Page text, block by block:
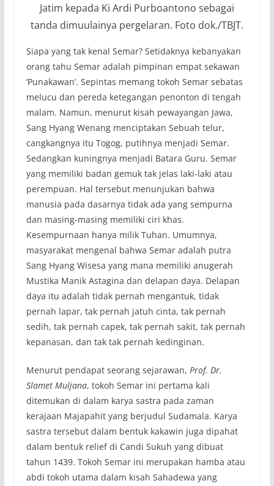
Jatim kepada Ki Ardi Purboantono sebagai
tanda dimuulainya pergelaran. Foto dok./TBJT.
Siapa yang tak kenal Semar? Setidaknya kebanyakan
orang tahu Semar adalah pimpinan empat sekawan
‘Punakawan’. Sepintas memang tokoh Semar sebatas
melucu dan pereda ketegangan penonton di tengah
malam. Namun, menurut kisah pewayangan Jawa,
Sang Hyang Wenang menciptakan Sebuah telur,
cangkangnya itu Togog, putihnya menjadi Semar.
Sedangkan kuningnya menjadi Batara Guru. Semar
yang memiliki badan gemuk tak jelas laki-laki atau
perempuan. Hal tersebut menunjukan bahwa
manusia pada dasarnya tidak ada yang sempurna
dan masing-masing memiliki ciri khas.
Kesempurnaan hanya milik Tuhan. Umumnya,
masyarakat mengenal bahwa Semar adalah putra
Sang Hyang Wisesa yang mana memiliki anugerah
Mustika Manik Astagina dan delapan daya. Delapan
daya itu adalah tidak pernah mengantuk, tidak
pernah lapar, tak pernah jatuh cinta, tak pernah
sedih, tak pernah capek, tak pernah sakit, tak pernah
kepanasan, dan tak tak pernah kedinginan.
Menurut pendapat seorang sejarawan, Prof. Dr.
Slamet Muljana, tokoh Semar ini pertama kali
ditemukan di dalam karya sastra pada zaman
kerajaan Majapahit yang berjudul Sudamala. Karya
sastra tersebut dalam bentuk kakawin juga dipahat
dalam bentuk relief di Candi Sukuh yang dibuat
tahun 1439. Tokoh Semar ini merupakan hamba atau
abdi tokoh utama dalam kisah Sahadewa yang